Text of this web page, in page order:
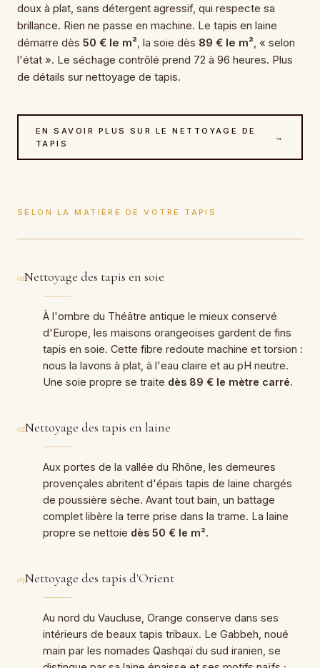
doux à plat, sans détergent agressif, qui respecte sa
brillance. Rien ne passe en machine. Le tapis en laine
démarre dès 50 € le m² , la soie dès 89 € le m² , « selon
l'état ». Le séchage contrôlé prend 72 à 96 heures. Plus
de détails sur nettoyage de tapis.
EN SAVOIR PLUS SUR LE NETTOYAGE DE
TAPIS
→
SELON LA MATIÈRE DE VOTRE TAPIS
01Nettoyage des tapis en soie
À l'ombre du Théâtre antique le mieux conservé
d'Europe, les maisons orangeoises gardent de fins
tapis en soie. Cette fibre redoute machine et torsion :
nous la lavons à plat, à l'eau claire et au pH neutre.
Une soie propre se traite dès 89 € le mètre carré.
02Nettoyage des tapis en laine
Aux portes de la vallée du Rhône, les demeures
provençales abritent d'épais tapis de laine chargés
de poussière sèche. Avant tout bain, un battage
complet libère la terre prise dans la trame. La laine
propre se nettoie dès 50 € le m².
03Nettoyage des tapis d'Orient
Au nord du Vaucluse, Orange conserve dans ses
intérieurs de beaux tapis tribaux. Le Gabbeh, noué
main par les nomades Qashqaï du sud iranien, se